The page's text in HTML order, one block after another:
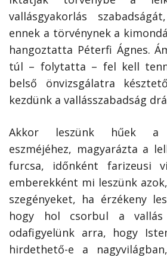
vallásgyakorlás
ennek a törvénynek a
hangoztatta Péterfi Ágnes.
túl – folytatta – fel kell
belső önvizsgálatra
kezdünk a vallásszabadság
Akkor leszünk hűek a
eszméjéhez, magyarázta a
furcsa, időnként farizeusi
emberekként mi leszünk
szegényeket, ha érzékeny
hogy hol csorbul a vallás
odafigyelünk arra, hogy
hirdethető-e a